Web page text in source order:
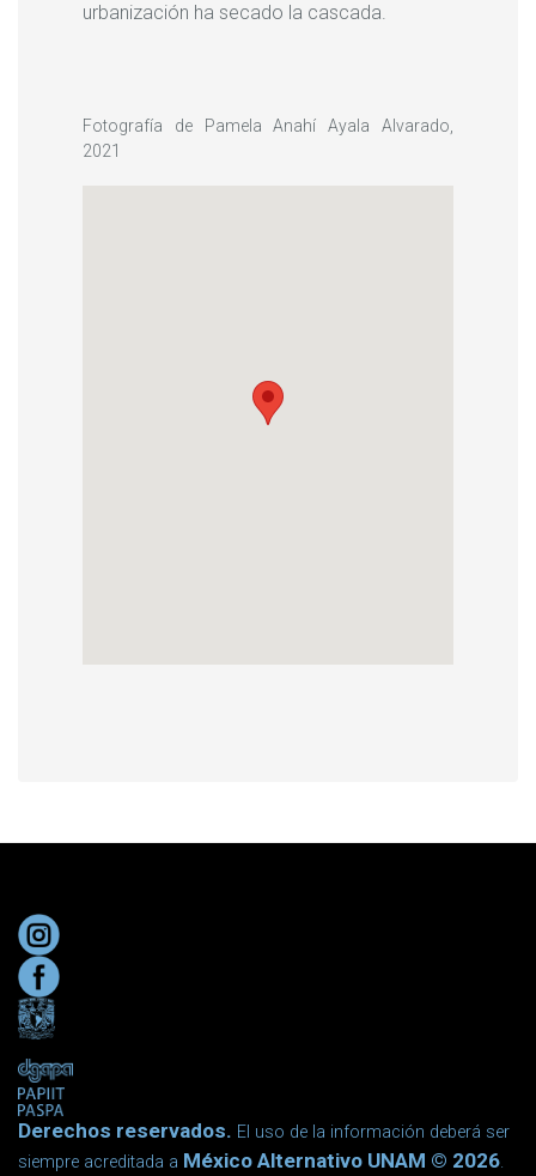
urbanización ha secado la cascada.
Fotografía de Pamela Anahí Ayala Alvarado,
2021
Derechos reservados. El uso de la información deberá ser
siempre acreditada a México Alternativo UNAM © 2026.